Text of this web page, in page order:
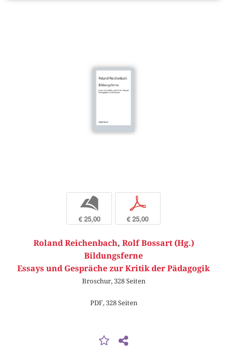
b
€ 25,00
p
€ 25,00
Roland Reichenbach, Rolf Bossart (Hg.)
Bildungsferne
Essays und Gespräche zur Kritik der Pädagogik
Broschur, 328 Seiten
PDF, 328 Seiten